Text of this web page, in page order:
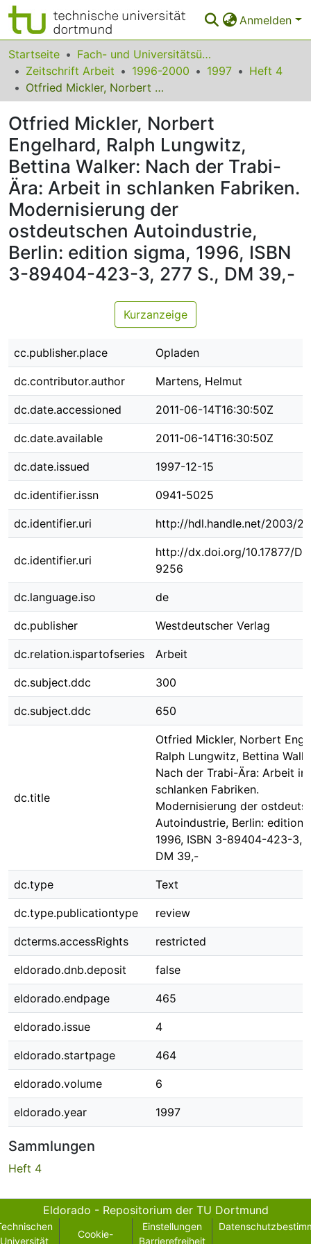
Anmelden
Bereiche & Sammlungen
Das gesamte Repositorium
FAQ
Leitlinien
Zurück zur Startseite
Startseite
Fach- und Universitätsübergreifendes
Zeitschrift Arbeit
1996-2000 1997
Heft 4
Otfried Mickler, Norbert Engelhard, Ralph Lungwitz, Bettina Walker: Nach der Trabi-Ära: Arbeit in schlanken Fabriken. Modernisierung der ostdeutschen Autoindustrie, Berlin: edition sigma, 1996, ISBN 3-89404-423-3, 277 S., DM 39,-
Otfried Mickler, Norbert
Engelhard, Ralph Lungwitz,
Bettina Walker: Nach der Trabi-
Ära: Arbeit in schlanken Fabriken.
Modernisierung der
ostdeutschen Autoindustrie,
Berlin: edition sigma, 1996, ISBN
3-89404-423-3, 277 S., DM 39,-
Kurzanzeige
cc.publisher.place Opladen
dc.contributor.author Martens, Helmut
dc.date.accessioned 2011-06-14T16:30:50Z
dc.date.available 2011-06-14T16:30:50Z
dc.date.issued 1997-12-15
dc.identifier.issn 0941-5025
dc.identifier.uri http://hdl.handle.net/2003/
dc.identifier.uri
http://dx.doi.org/10.17877/
9256
dc.language.iso de
dc.publisher Westdeutscher Verlag
dc.relation.ispartofseries Arbeit
dc.subject.ddc 300
dc.subject.ddc 650
dc.title
Otfried Mickler, Norbert
Ralph Lungwitz, Bettina
Nach der Trabi-Ära: Arbeit in
schlanken Fabriken.
Modernisierung der
Autoindustrie, Berlin: edition
1996, ISBN 3-89404-423-3,
DM 39,-
dc.type Text
dc.type.publicationtype review
dcterms.accessRights restricted
eldorado.dnb.deposit false
eldorado.endpage 465
eldorado.issue 4
eldorado.startpage 464
eldorado.volume 6
eldorado.year 1997
Sammlungen
Heft 4
Eldorado - Repositorium der TU Dortmund
Universität
Cookie-
Einstellungen
Barrierefreiheit